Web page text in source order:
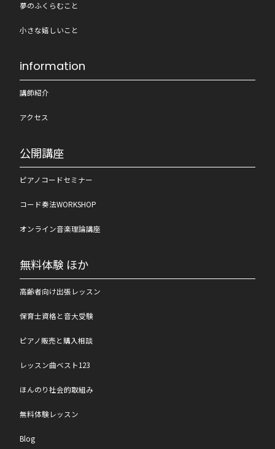
夢のふくらむこと
小さな嬉しいこと
information
講師紹介
アクセス
公開講座
ピアノコードセミナー
コード奏法WORKSHOP
オンライン音楽理論講座
無料体験 ほか
高齢者向け出張レッスン
保育士資格と音大受験
ピアノ販売と購入相談
レッスン曲ベスト123
ほんのり社会的取組み
無料体験レッスン
Blog